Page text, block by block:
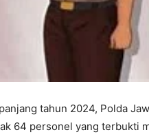
tahun 2024, Polda
64 personel yang terbukti